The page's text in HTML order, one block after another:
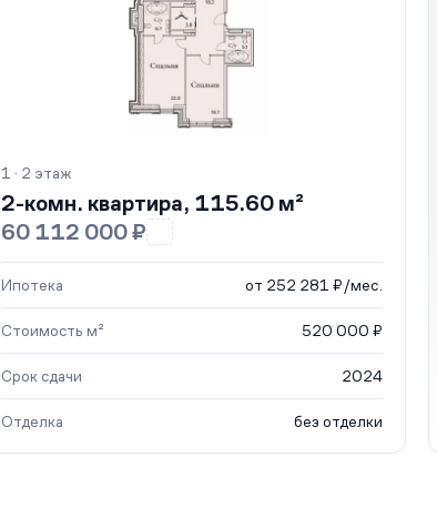
1 · 2 этаж
2-комн. квартира, 115.60 м²
60 112 000 ₽
Ипотека от 252 281 ₽/мес.
Стоимость м² 520 000 ₽
Срок сдачи 2024
Отделка без отделки